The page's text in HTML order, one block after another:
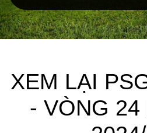
XEM LẠI
- VÒNG 24